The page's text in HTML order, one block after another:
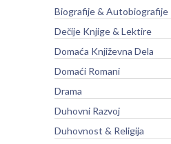
Biografije & Autobiografije
Dečije Knjige & Lektire
Domaća Književna Dela
Domaći Romani
Drama
Duhovni Razvoj
Duhovnost & Religija